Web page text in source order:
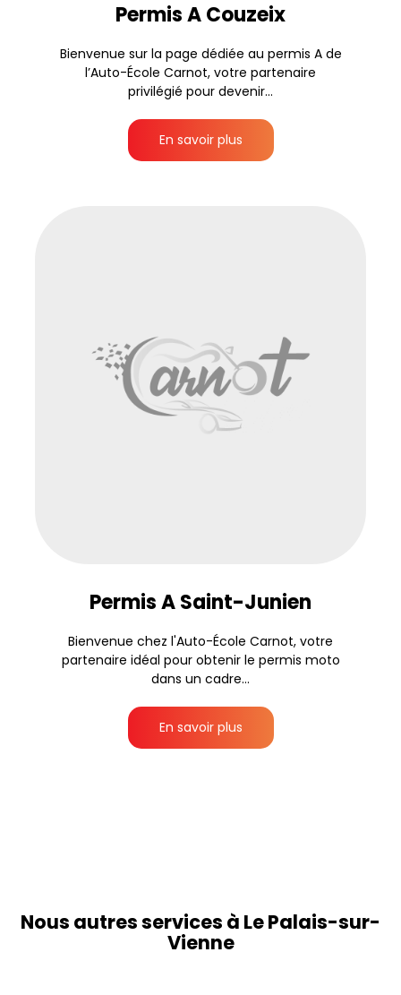
Permis A Couzeix
Bienvenue sur la page dédiée au permis A de
l’Auto-École Carnot, votre partenaire
privilégié pour devenir...
En savoir plus
Permis A Saint-Junien
Bienvenue chez l'Auto-École Carnot, votre
partenaire idéal pour obtenir le permis moto
dans un cadre...
En savoir plus
Nous autres services à Le Palais-sur-
Vienne